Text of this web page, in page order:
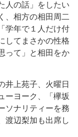
人の話」をしたい
、相方の相田周二
学年で１人だけ付
してまさかの性格
って」と相田をか
井上苑子、火曜日
ーヨーク、「欅坂
ソナリティーを務
渡辺梨加も出席し